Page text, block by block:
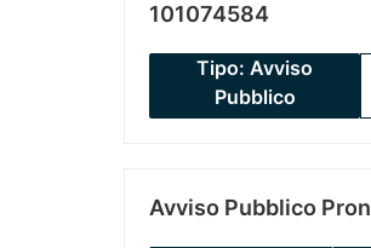
101074584
Tipo: Avviso
Pubblico
Avviso Pubblico